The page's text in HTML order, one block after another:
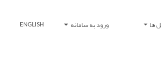
ها ورود به سامانه ENGLISH